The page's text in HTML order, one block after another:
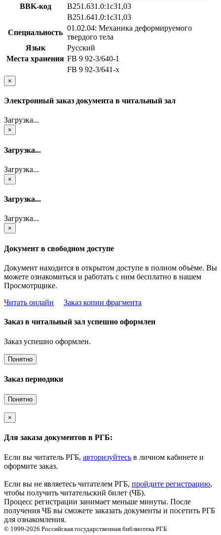
BBK-код
В251.631.0:1с31,03
В251.641.0:1с31,03
Специальность
01.02.04: Механика деформируемого
твердого тела
Язык
Русский
Места хранения FB 9 92-3/640-1
FB 9 92-3/641-x
×
Электронный заказ документа в читальный зал
Загрузка...
×
Загрузка...
Загрузка...
×
Загрузка...
Загрузка...
×
Документ в свободном доступе
Документ находится в открытом доступе в полном объёме. Вы
можете ознакомиться и работать с ним бесплатно в нашем
Просмотрщике.
Читать онлайн
Заказ копии фрагмента
Заказ в читальный зал успешно оформлен
Заказ успешно оформлен.
Понятно
Заказ периодики
Понятно
×
Для заказа документов в РГБ:
Если вы читатель РГБ, авторизуйтесь в личном кабинете и
оформите заказ.
Если вы не являетесь читателем РГБ, пройдите регистрацию,
чтобы получить читательский билет (ЧБ).
Процесс регистрации занимает меньше минуты. После
получения ЧБ вы сможете заказать документы и посетить РГБ
для ознакомления.
© 1999-2026 Российская государственная библиотека РГБ